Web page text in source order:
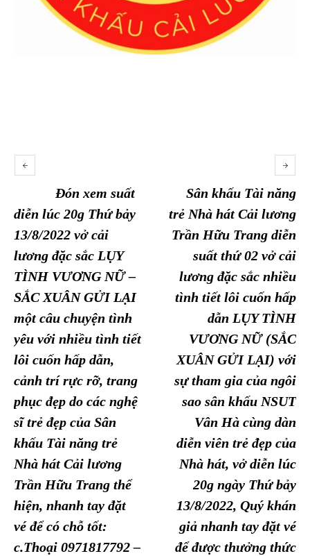
Đón xem suất
diễn lúc 20g Thứ bảy
13/8/2022 vở cải
lương đặc sắc LỤY
TÌNH VƯƠNG NỮ –
SẮC XUÂN GỬI LẠI
một câu chuyện tình
yêu với nhiều tình tiết
lôi cuốn hấp dẫn,
cảnh trí rực rỡ, trang
phục đẹp do các nghệ
sĩ trẻ đẹp của Sân
khấu Tài năng trẻ
Nhà hát Cải lương
Trần Hữu Trang thể
hiện, nhanh tay đặt
vé để có chỗ tốt:
c.Thoại 0971817792 –
Sân khấu Tài năng
trẻ Nhà hát Cải lương
Trần Hữu Trang diễn
suất thứ 02 vở cải
lương đặc sắc nhiều
tình tiết lôi cuốn hấp
dẫn LỤY TÌNH
VƯƠNG NỮ (SẮC
XUÂN GỬI LẠI) với
sự tham gia của ngôi
sao sân khấu NSUT
Vân Hà cùng dàn
diễn viên trẻ đẹp của
Nhà hát, vở diễn lúc
20g ngày Thứ bảy
13/8/2022, Quý khán
giả nhanh tay đặt vé
để được thưởng thức